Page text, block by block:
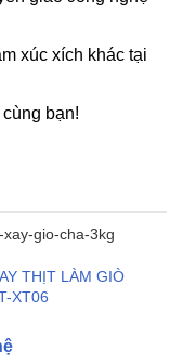
xúc xích khác tại
bạn!
THỊT LÀM GIÒ
XT06